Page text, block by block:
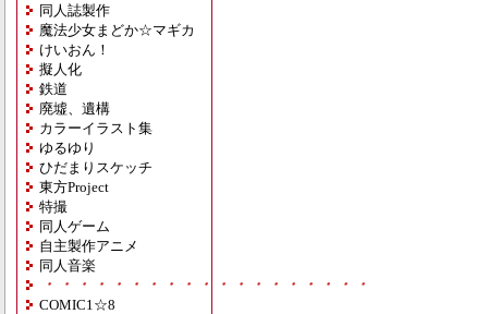
同人誌製作
魔法少女まどか☆マギカ
けいおん！
擬人化
鉄道
廃墟、遺構
カラーイラスト集
ゆるゆり
ひだまりスケッチ
東方Project
特撮
同人ゲーム
自主製作アニメ
同人音楽
・・・・・・・・・・・・・・・・・・・
COMIC1☆8